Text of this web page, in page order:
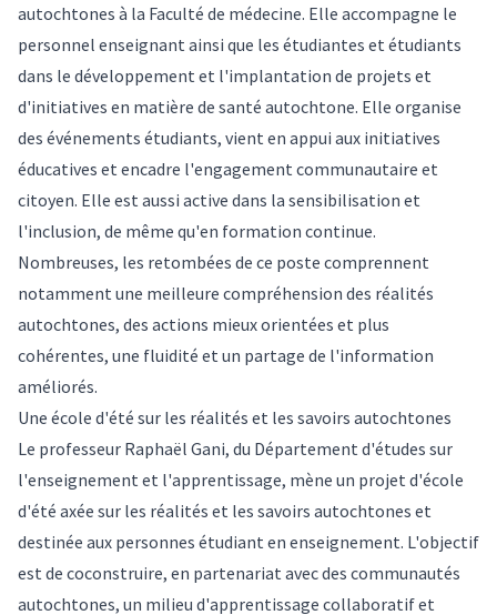
autochtones à la Faculté de médecine. Elle accompagne le
personnel enseignant ainsi que les étudiantes et étudiants
dans le développement et l'implantation de projets et
d'initiatives en matière de santé autochtone. Elle organise
des événements étudiants, vient en appui aux initiatives
éducatives et encadre l'engagement communautaire et
citoyen. Elle est aussi active dans la sensibilisation et
l'inclusion, de même qu'en formation continue.
Nombreuses, les retombées de ce poste comprennent
notamment une meilleure compréhension des réalités
autochtones, des actions mieux orientées et plus
cohérentes, une fluidité et un partage de l'information
améliorés.
Une école d'été sur les réalités et les savoirs autochtones
Le professeur Raphaël Gani, du Département d'études sur
l'enseignement et l'apprentissage, mène un projet d'école
d'été axée sur les réalités et les savoirs autochtones et
destinée aux personnes étudiant en enseignement. L'objectif
est de coconstruire, en partenariat avec des communautés
autochtones, un milieu d'apprentissage collaboratif et